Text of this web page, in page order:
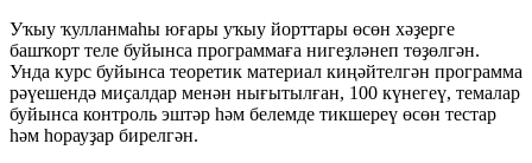
Уҡыу ҡулланмаһы юғары уҡыу йорттары өсөн хәҙерге
башҡорт теле буйынса программаға нигеҙләнеп төҙөлгән.
Унда курс буйынса теоретик материал киңәйтелгән программа
рәүешендә миҫалдар менән нығытылған, 100 күнегеү, темалар
буйынса контроль эштәр һәм белемде тикшереү өсөн тестар
һәм һорауҙар бирелгән.